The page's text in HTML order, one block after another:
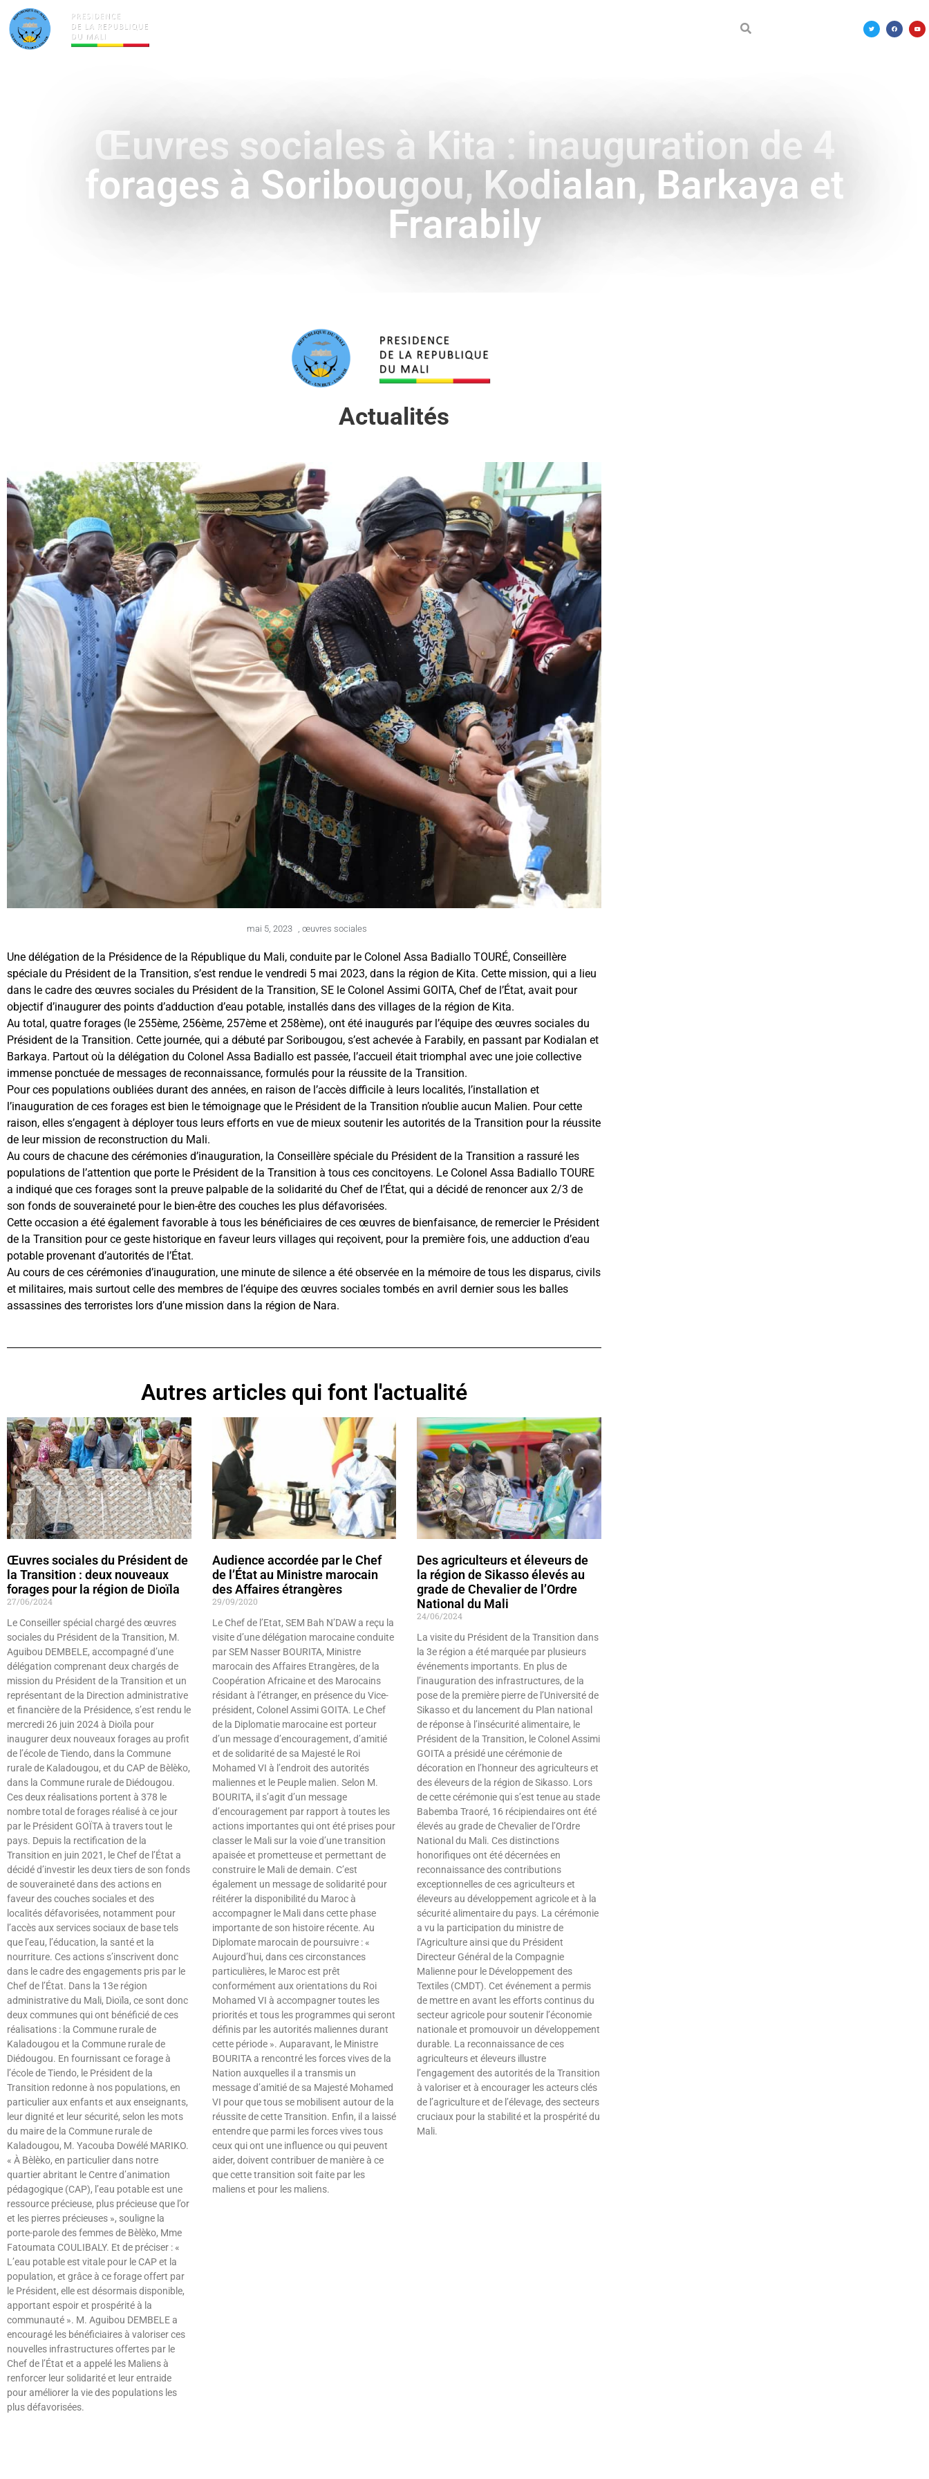
Œuvres sociales à Kita : inauguration de 4
forages à Soribougou, Kodialan, Barkaya et
Frarabily
Actualités
mai 5, 2023 œuvres sociales
Une délégation de la Présidence de la République du Mali, conduite par le Colonel Assa Badiallo TOURÉ, Conseillère
spéciale du Président de la Transition, s’est rendue le vendredi 5 mai 2023, dans la région de Kita. Cette mission, qui a lieu
dans le cadre des œuvres sociales du Président de la Transition, SE le Colonel Assimi GOITA, Chef de l’État, avait pour
objectif d’inaugurer des points d’adduction d’eau potable, installés dans des villages de la région de Kita.
Au total, quatre forages (le 255ème, 256ème, 257ème et 258ème), ont été inaugurés par l’équipe des œuvres sociales du
Président de la Transition. Cette journée, qui a débuté par Soribougou, s’est achevée à Farabily, en passant par Kodialan et
Barkaya. Partout où la délégation du Colonel Assa Badiallo est passée, l’accueil était triomphal avec une joie collective
immense ponctuée de messages de reconnaissance, formulés pour la réussite de la Transition.
Pour ces populations oubliées durant des années, en raison de l’accès difficile à leurs localités, l’installation et
l’inauguration de ces forages est bien le témoignage que le Président de la Transition n’oublie aucun Malien. Pour cette
raison, elles s’engagent à déployer tous leurs efforts en vue de mieux soutenir les autorités de la Transition pour la réussite
de leur mission de reconstruction du Mali.
Au cours de chacune des cérémonies d’inauguration, la Conseillère spéciale du Président de la Transition a rassuré les
populations de l’attention que porte le Président de la Transition à tous ces concitoyens. Le Colonel Assa Badiallo TOURE
a indiqué que ces forages sont la preuve palpable de la solidarité du Chef de l’État, qui a décidé de renoncer aux 2/3 de
son fonds de souveraineté pour le bien-être des couches les plus défavorisées.
Cette occasion a été également favorable à tous les bénéficiaires de ces œuvres de bienfaisance, de remercier le Président
de la Transition pour ce geste historique en faveur leurs villages qui reçoivent, pour la première fois, une adduction d’eau
potable provenant d’autorités de l’État.
Au cours de ces cérémonies d’inauguration, une minute de silence a été observée en la mémoire de tous les disparus, civils
et militaires, mais surtout celle des membres de l’équipe des œuvres sociales tombés en avril dernier sous les balles
assassines des terroristes lors d’une mission dans la région de Nara.
Autres articles qui font l'actualité
Œuvres sociales du Président de
la Transition : deux nouveaux
forages pour la région de Dioïla
27/06/2024
Le Conseiller spécial chargé des œuvres
sociales du Président de la Transition, M.
Aguibou DEMBELE, accompagné d’une
délégation comprenant deux chargés de
mission du Président de la Transition et un
représentant de la Direction administrative
et financière de la Présidence, s’est rendu le
mercredi 26 juin 2024 à Dioïla pour
inaugurer deux nouveaux forages au profit
de l’école de Tiendo, dans la Commune
rurale de Kaladougou, et du CAP de Bèlèko,
dans la Commune rurale de Diédougou.
Ces deux réalisations portent à 378 le
nombre total de forages réalisé à ce jour
par le Président GOÏTA à travers tout le
pays. Depuis la rectification de la
Transition en juin 2021, le Chef de l’État a
décidé d’investir les deux tiers de son fonds
de souveraineté dans des actions en
faveur des couches sociales et des
localités défavorisées, notamment pour
l’accès aux services sociaux de base tels
que l’eau, l’éducation, la santé et la
nourriture. Ces actions s’inscrivent donc
dans le cadre des engagements pris par le
Chef de l’État. Dans la 13e région
administrative du Mali, Dioïla, ce sont donc
deux communes qui ont bénéficié de ces
réalisations : la Commune rurale de
Kaladougou et la Commune rurale de
Diédougou. En fournissant ce forage à
l’école de Tiendo, le Président de la
Transition redonne à nos populations, en
particulier aux enfants et aux enseignants,
leur dignité et leur sécurité, selon les mots
du maire de la Commune rurale de
Kaladougou, M. Yacouba Dowélé MARIKO.
« À Bèlèko, en particulier dans notre
quartier abritant le Centre d’animation
pédagogique (CAP), l’eau potable est une
ressource précieuse, plus précieuse que l’or
et les pierres précieuses », souligne la
porte-parole des femmes de Bèlèko, Mme
Fatoumata COULIBALY. Et de préciser : «
L’eau potable est vitale pour le CAP et la
population, et grâce à ce forage offert par
le Président, elle est désormais disponible,
apportant espoir et prospérité à la
communauté ». M. Aguibou DEMBELE a
encouragé les bénéficiaires à valoriser ces
nouvelles infrastructures offertes par le
Chef de l’État et a appelé les Maliens à
renforcer leur solidarité et leur entraide
pour améliorer la vie des populations les
plus défavorisées.
Audience accordée par le Chef
de l’État au Ministre marocain
des Affaires étrangères
29/09/2020
Le Chef de l’Etat, SEM Bah N’DAW a reçu la
visite d’une délégation marocaine conduite
par SEM Nasser BOURITA, Ministre
marocain des Affaires Etrangères, de la
Coopération Africaine et des Marocains
résidant à l’étranger, en présence du Vice-
président, Colonel Assimi GOITA. Le Chef
de la Diplomatie marocaine est porteur
d’un message d’encouragement, d’amitié
et de solidarité de sa Majesté le Roi
Mohamed VI à l’endroit des autorités
maliennes et le Peuple malien. Selon M.
BOURITA, il s’agit d’un message
d’encouragement par rapport à toutes les
actions importantes qui ont été prises pour
classer le Mali sur la voie d’une transition
apaisée et prometteuse et permettant de
construire le Mali de demain. C’est
également un message de solidarité pour
réitérer la disponibilité du Maroc à
accompagner le Mali dans cette phase
importante de son histoire récente. Au
Diplomate marocain de poursuivre : «
Aujourd’hui, dans ces circonstances
particulières, le Maroc est prêt
conformément aux orientations du Roi
Mohamed VI à accompagner toutes les
priorités et tous les programmes qui seront
définis par les autorités maliennes durant
cette période ». Auparavant, le Ministre
BOURITA a rencontré les forces vives de la
Nation auxquelles il a transmis un
message d’amitié de sa Majesté Mohamed
VI pour que tous se mobilisent autour de la
réussite de cette Transition. Enfin, il a laissé
entendre que parmi les forces vives tous
ceux qui ont une influence ou qui peuvent
aider, doivent contribuer de manière à ce
que cette transition soit faite par les
maliens et pour les maliens.
Des agriculteurs et éleveurs de
la région de Sikasso élevés au
grade de Chevalier de l’Ordre
National du Mali
24/06/2024
La visite du Président de la Transition dans
la 3e région a été marquée par plusieurs
événements importants. En plus de
l’inauguration des infrastructures, de la
pose de la première pierre de l’Université de
Sikasso et du lancement du Plan national
de réponse à l’insécurité alimentaire, le
Président de la Transition, le Colonel Assimi
GOITA a présidé une cérémonie de
décoration en l’honneur des agriculteurs et
des éleveurs de la région de Sikasso. Lors
de cette cérémonie qui s’est tenue au stade
Babemba Traoré, 16 récipiendaires ont été
élevés au grade de Chevalier de l’Ordre
National du Mali. Ces distinctions
honorifiques ont été décernées en
reconnaissance des contributions
exceptionnelles de ces agriculteurs et
éleveurs au développement agricole et à la
sécurité alimentaire du pays. La cérémonie
a vu la participation du ministre de
l’Agriculture ainsi que du Président
Directeur Général de la Compagnie
Malienne pour le Développement des
Textiles (CMDT). Cet événement a permis
de mettre en avant les efforts continus du
secteur agricole pour soutenir l’économie
nationale et promouvoir un développement
durable. La reconnaissance de ces
agriculteurs et éleveurs illustre
l’engagement des autorités de la Transition
à valoriser et à encourager les acteurs clés
de l’agriculture et de l’élevage, des secteurs
cruciaux pour la stabilité et la prospérité du
Mali.